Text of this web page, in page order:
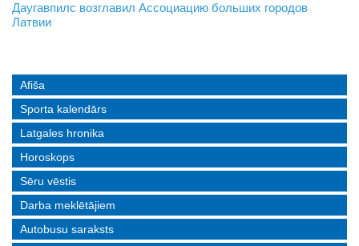
На границе с Беларусью ждут усиления
Даугавпилс возглавил Ассоциацию больших городов
Латвии
Инвалидность — не приговор: «Mediastrims» расскажет
реальные истории людей с ограниченными возможностями
Afiša
Sporta kalendārs
Latgales hronika
Horoskops
Sēru vēstis
Darba meklētājiem
Autobusu saraksts